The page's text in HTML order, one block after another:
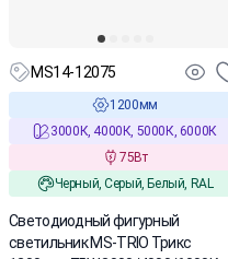
MS14-12075
1200мм
3000К, 4000К, 5000К, 6000К
75Вт
Черный, Серый, Белый, RAL
Светодиодный фигурный
светильник MS-TRIO Трикс